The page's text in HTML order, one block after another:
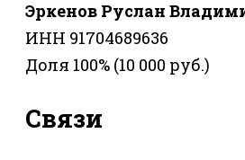
Эркенов Руслан
ИНН 91704689636
Доля 100% (10 000 руб.)
Связи